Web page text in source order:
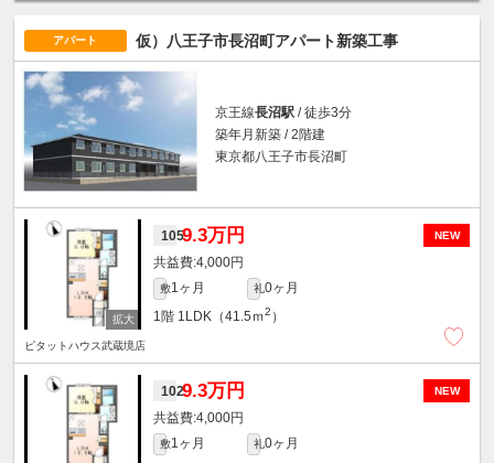
アパート 仮）八王子市長沼町アパート新築工事
京王線長沼駅 / 徒歩3分
築年月新築 / 2階建
東京都八王子市長沼町
NEW
1059.3万円
4,000円
敷1ヶ月 礼0ヶ月
1階 1LDK（41.5ｍ2 ）
ピタットハウス武蔵境店
NEW
1029.3万円
4,000円
敷1ヶ月 礼0ヶ月